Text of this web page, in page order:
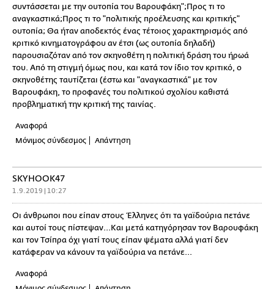
συντάσσεται με την ουτοπία του Βαρουφάκη";Προς τι το
αναγκαστικά;Προς τι το "πολιτικής προέλευσης και κριτικής"
ουτοπία; Θα ήταν αποδεκτός ένας τέτοιος χαρακτηρισμός από
κριτικό κινηματογράφου αν έτσι (ως ουτοπία δηλαδή)
παρουσιαζόταν από τον σκηνοθέτη η πολιτική δράση του ήρωά
του. Από τη στιγμή όμως που, και κατά τον ίδιο τον κριτικό, ο
σκηνοθέτης ταυτίζεται (έστω και "αναγκαστικά" με τον
Βαρουφάκη, το προφανές του πολιτικού σχολίου καθιστά
προβληματική την κριτική της ταινίας.
Αναφορά
Μόνιμος σύνδεσμος
Απάντηση
SKYHOOK47
1.9.2019 | 10:27
Οι άνθρωποι που είπαν στους Έλληνες ότι τα γαϊδούρια πετάνε
και αυτοί τους πίστεψαν...Και μετά κατηγόρησαν τον Βαρουφάκη
και τον Τσίπρα όχι γιατί τους είπαν ψέματα αλλά γιατί δεν
κατάφεραν να κάνουν τα γαϊδούρια να πετάνε...
Αναφορά